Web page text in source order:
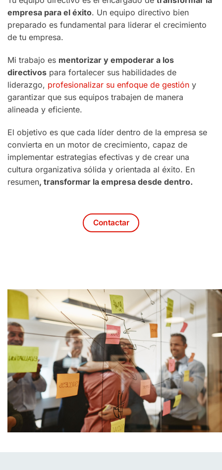
empresa para el éxito. Un equipo directivo bien
preparado es fundamental para liderar el crecimiento
de tu empresa.
Mi trabajo es mentorizar y empoderar a los
directivos para fortalecer sus habilidades de
liderazgo, profesionalizar su enfoque de gestión y
garantizar que sus equipos trabajen de manera
alineada y eficiente.
El objetivo es que cada líder dentro de la empresa se
convierta en un motor de crecimiento, capaz de
implementar estrategias efectivas y de crear una
cultura organizativa sólida y orientada al éxito. En
resumen, transformar la empresa desde dentro.
Contactar